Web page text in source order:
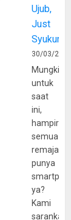
Ujub,
Just
Syukur
30/03/
Mungkin
untuk
saat
ini,
hampir
semua
remaja
punya
ya?
Kami
sarankan,